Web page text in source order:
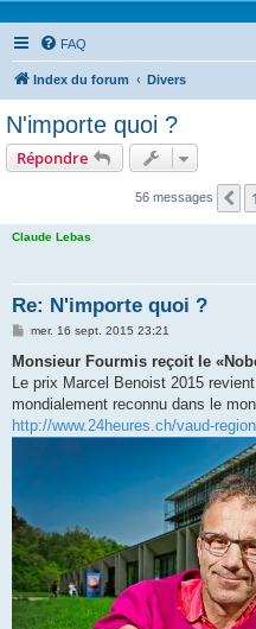
FAQ
Index du forum Divers
N'importe quoi ?
Répondre
56 messages 1
Claude Lebas
Re: N'importe quoi ?
M
s
a
g
mer. 16 sept. 2015 23:21
Monsieur Fourmis reçoit le
Le prix Marcel Benoist 2015
mondialement reconnu dans le
http://www.24heures.ch/vaud-